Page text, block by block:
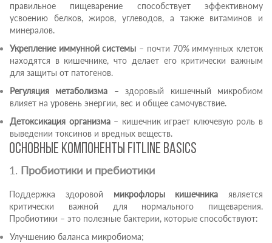
правильное пищеварение способствует эффективному
усвоению белков, жиров, углеводов, а также витаминов и
минералов.
Укрепление иммунной системы – почти 70% иммунных клеток
находятся в кишечнике, что делает его критически важным
для защиты от патогенов.
Регуляция метаболизма – здоровый кишечный микробиом
влияет на уровень энергии, вес и общее самочувствие.
Детоксикация организма– кишечник играет ключевую роль в
выведении токсинов и вредных веществ.
Основные компоненты FitLine Basics
1. Пробиотики и пребиотики
Поддержка здоровой микрофлоры кишечника является
критически важной для нормального пищеварения.
Пробиотики – это полезные бактерии, которые способствуют:
Улучшению баланса микробиома;